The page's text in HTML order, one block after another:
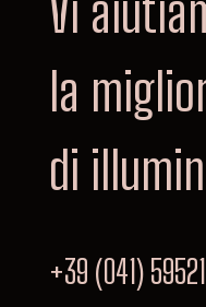
Vi
la
di
+39 (041)